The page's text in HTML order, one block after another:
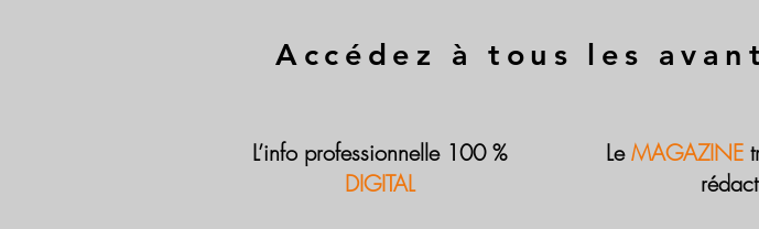
Accédez à tous les
L’info professionnelle 100 %
DIGITAL
LeMAGAZINE